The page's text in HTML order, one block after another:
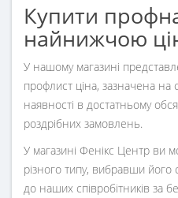
Купити
найнижчою
У нашому магазині
профлист ціна, зазначена на
наявності в достатньому
роздрібних замовлень.
У магазині Фенікс Центр ви
різного типу, вибравши
до наших співробітників